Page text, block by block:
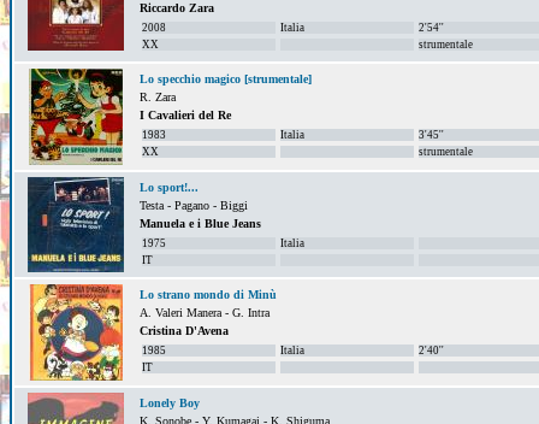
Riccardo Zara
2008 Italia
2'54''
XX
strumentale
Lo specchio magico [strumentale]
R. Zara
I Cavalieri del Re
1983 Italia
3'45''
XX
strumentale
Lo sport!...
Testa - Pagano - Biggi
Manuela e i Blue Jeans
1975
Italia
IT
Lo strano mondo di Minù
A. Valeri Manera - G. Intra
Cristina D'Avena
1985 Italia
2'40''
IT
Lonely Boy
K. Sonobe - Y. Kumagai - K. Shiguma